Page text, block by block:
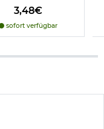
3,48€
sofort verfügbar